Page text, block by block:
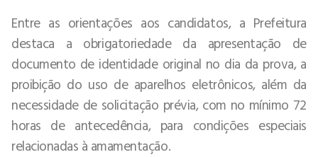
Entre as orientações aos candidatos, a Prefeitura
destaca a obrigatoriedade da apresentação de
documento de identidade original no dia da prova, a
proibição do uso de aparelhos eletrônicos, além da
necessidade de solicitação prévia, com no mínimo 72
horas de antecedência, para condições especiais
relacionadas à amamentação.